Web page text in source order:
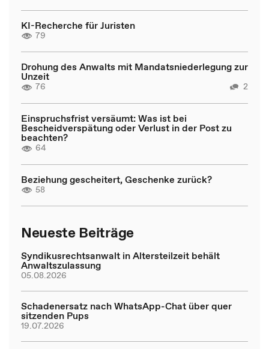
KI-Recherche für Juristen
79
Drohung des Anwalts mit Mandatsniederlegung zur
Unzeit
76 2
Einspruchsfrist versäumt: Was ist bei
Bescheidverspätung oder Verlust in der Post zu
beachten?
64
Beziehung gescheitert, Geschenke zurück?
58
Neueste Beiträge
Syndikusrechtsanwalt in Altersteilzeit behält
Anwaltszulassung
05.08.2026
Schadenersatz nach WhatsApp-Chat über quer
sitzenden Pups
19.07.2026